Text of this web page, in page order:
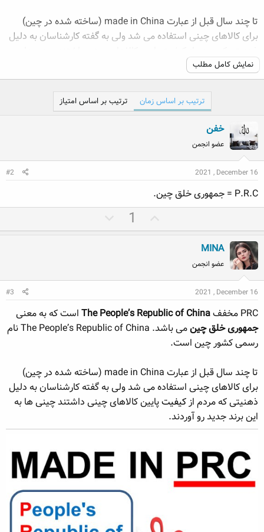
تا چند سال قبل از عبارت made in China (ساخته شده در چین)
برای کالاهای چینی استفاده می شد ولی به گفته کارشناسان به دلیل
این برند جدید رو آوردند.
نمایش کامل مطلب
ترتیب بر اساس زمان ترتیب بر اساس امتیاز
خفن
عضو انجمن
2021 , December 16
#2
P.R.C = جمهوری خلق چین.
ا
ب
1
ا
ف
MINA
عضو انجمن
2021 , December 16
#3
PRC مخفف The People’s Republic of China است که به معنی
جمهوری خلق چین
می باشد. The People’s Republic of China نام
رسمی کشور چین است.
تا چند سال قبل از عبارت made in China (ساخته شده در چین)
برای کالاهای چینی استفاده می شد ولی به گفته کارشناسان به دلیل
ذهنیتی که مردم از کیفیتپایین کالاهای چینی داشتند چینی ها به
این برند جدید رو آوردند.